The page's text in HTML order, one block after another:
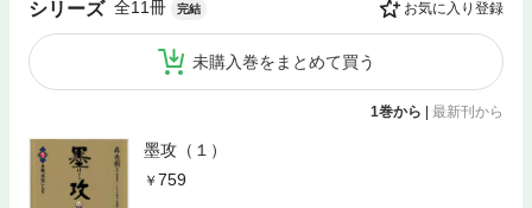
シリーズ 全11冊 完結 お気に入り登録
未購入巻をまとめて買う
1巻から | 最新刊から
墨攻（１）
759